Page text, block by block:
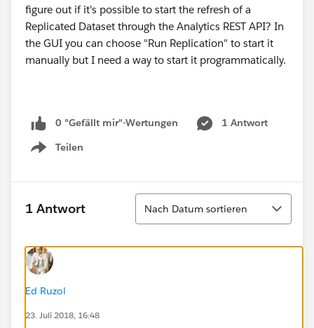
figure out if it's possible to start the refresh of a
Replicated Dataset through the Analytics REST API? In
the GUI you can choose "Run Replication" to start it
manually but I need a way to start it programmatically.
0 "Gefällt mir"-Wertungen
1 Antwort
Teilen
Show menu
1 Antwort
Sortieren
Nach Datum sortieren
Ed Ruzol
23. Juli 2018, 16:48